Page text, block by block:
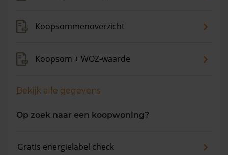
Koopsommenoverzicht
Koopsom + WOZ-waarde
Bekijk alle gegevens
Op zoek naar een koopwoning?
Gratis energielabel check